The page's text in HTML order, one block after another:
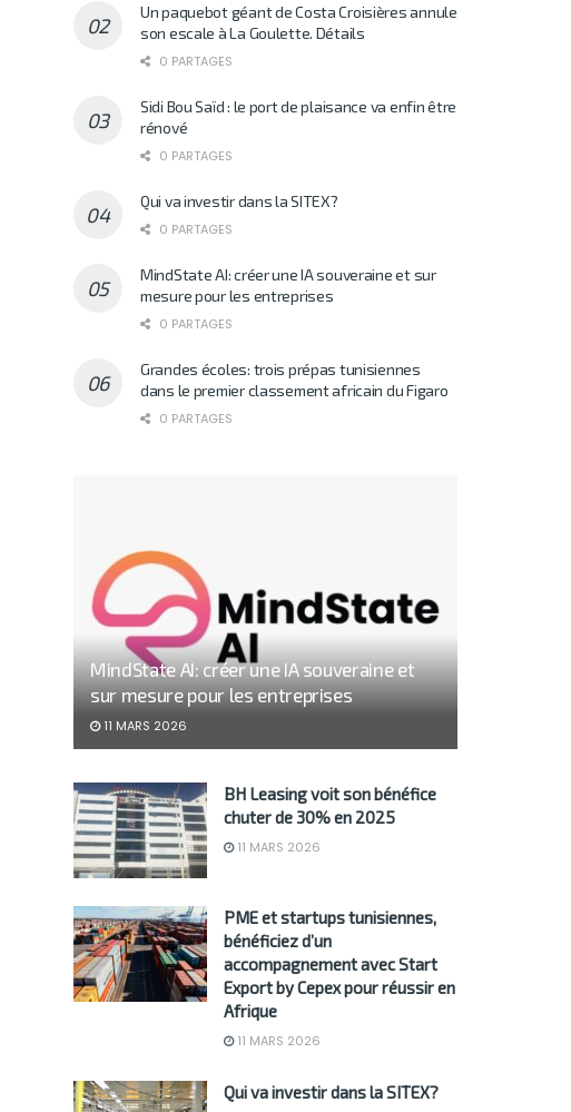
Un paquebot géant de Costa Croisières annule
son escale à La Goulette. Détails
0 PARTAGES
Sidi Bou Saïd : le port de plaisance va enfin être
rénové
0 PARTAGES
Qui va investir dans la SITEX?
0 PARTAGES
MindState AI: créer une IA souveraine et sur
mesure pour les entreprises
0 PARTAGES
Grandes écoles: trois prépas tunisiennes
dans le premier classement africain du Figaro
0 PARTAGES
MindState AI: créer une IA souveraine et
sur mesure pour les entreprises
11 MARS 2026
BH Leasing voit son bénéfice
chuter de 30% en 2025
11 MARS 2026
PME et startups tunisiennes,
bénéficiez d’un
accompagnement avec Start
Export by Cepex pour réussir en
Afrique
11 MARS 2026
Qui va investir dans la SITEX?